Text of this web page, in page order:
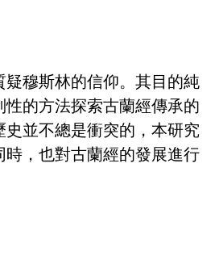
穆斯林的信仰。其目的純
性的方法探索古蘭經傳承的
並不總是衝突的，本研究
，也對古蘭經的發展進行